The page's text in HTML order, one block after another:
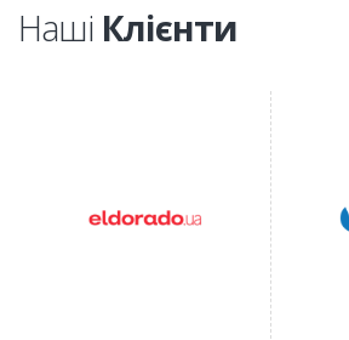
Наші Клієнти